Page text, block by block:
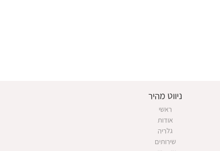
ניווט מהיר
ראשי
אודות
גלריה
שירותים